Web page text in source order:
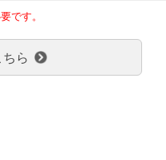
る場合の送料負担は、１回分
場合は、大型商品送料のみご
です。
ら